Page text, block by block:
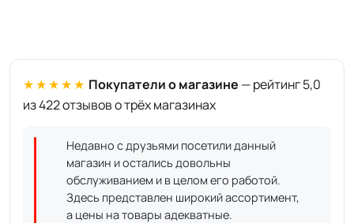
★★★★★ Покупатели о магазине — рейтинг 5,0
из 422 отзывов о трёх магазинах
Недавно с друзьями посетили данный
магазин и остались довольны
обслуживанием и в целом его работой.
Здесь представлен широкий ассортимент,
а цены на товары адекватные.